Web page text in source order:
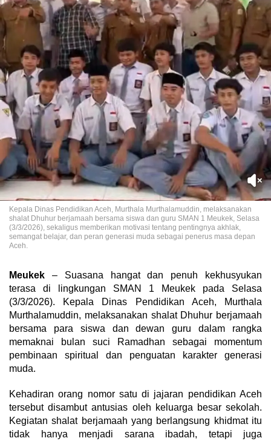
Kepala Dinas Pendidikan Aceh, Murthala Murthalamuddin, melaksanakan
shalat Dhuhur berjamaah bersama siswa dan guru SMAN 1 Meukek, Selasa
(3/3/2026), sekaligus memberikan motivasi tentang pentingnya akhlak,
semangat belajar, dan peran generasi muda sebagai penerus masa depan
Aceh.
Meukek – Suasana hangat dan penuh kekhusyukan
terasa di lingkungan SMAN 1 Meukek pada Selasa
(3/3/2026). Kepala Dinas Pendidikan Aceh, Murthala
Murthalamuddin, melaksanakan shalat Dhuhur berjamaah
bersama para siswa dan dewan guru dalam rangka
memaknai bulan suci Ramadhan sebagai momentum
pembinaan spiritual dan penguatan karakter generasi
muda.
Kehadiran orang nomor satu di jajaran pendidikan Aceh
tersebut disambut antusias oleh keluarga besar sekolah.
Kegiatan shalat berjamaah yang berlangsung khidmat itu
tidak hanya menjadi sarana ibadah, tetapi juga